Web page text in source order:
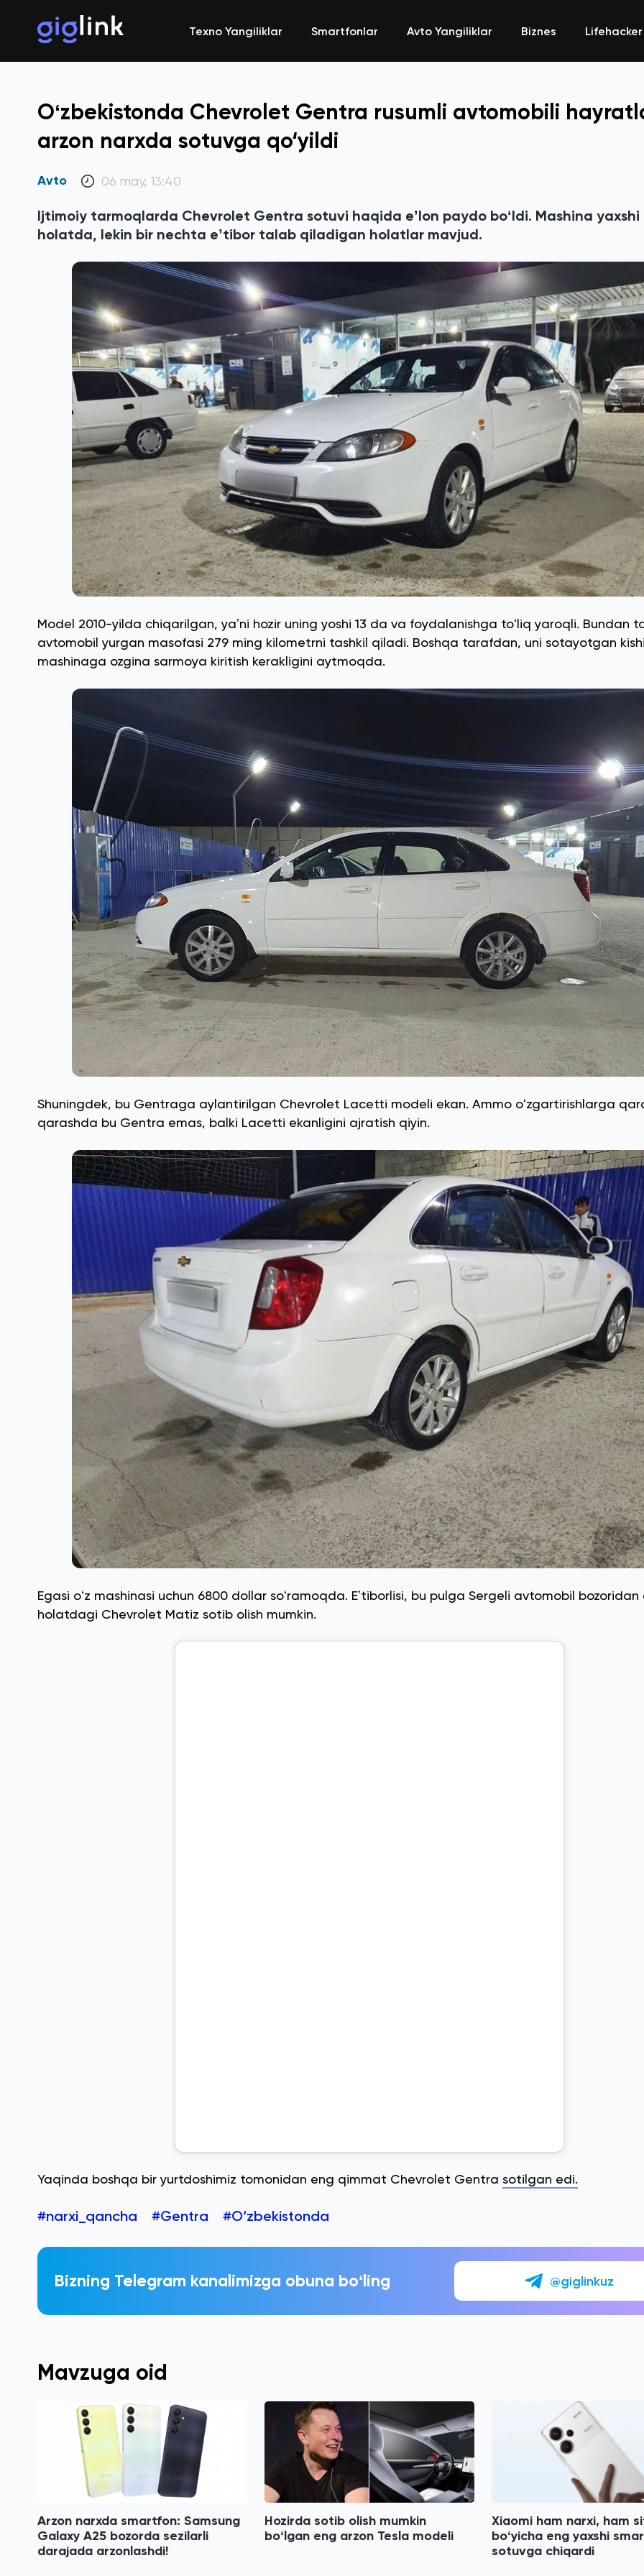
Texno Yangiliklar Smartfonlar Avto Yangiliklar Biznes Lifehacker
Oʻzbekistonda Chevrolet Gentra rusumli avtomobili
arzon narxda sotuvga qo‘yildi
Avto 06 may, 13:40
Ijtimoiy tarmoqlarda Chevrolet Gentra sotuvi haqida eʼlon paydo boʻldi. Mashina yaxshi
holatda, lekin bir nechta eʼtibor talab qiladigan holatlar mavjud.
Model 2010-yilda chiqarilgan, yaʼni hozir uning yoshi 13 da va foydalanishga toʻliq yaroqli. Bundan
avtomobil yurgan masofasi 279 ming kilometrni tashkil qiladi. Boshqa tarafdan, uni sotayotgan
mashinaga ozgina sarmoya kiritish kerakligini aytmoqda.
Shuningdek, bu Gentraga aylantirilgan Chevrolet Lacetti modeli ekan. Ammo oʻzgartirishlarga
qarashda bu Gentra emas, balki Lacetti ekanligini ajratish qiyin.
Egasi oʻz mashinasi uchun 6800 dollar soʻramoqda. Eʼtiborlisi, bu pulga Sergeli avtomobil bozoridan
holatdagi Chevrolet Matiz sotib olish mumkin.
Yaqinda boshqa bir yurtdoshimiz tomonidan eng qimmat Chevrolet Gentra sotilgan edi.
#narxi_qancha #Gentra #O‘zbekistonda
Bizning Telegram kanalimizga obuna boʻling @giglinkuz
Mavzuga oid
Arzon narxda smartfon: Samsung
Galaxy A25 bozorda sezilarli
darajada arzonlashdi!
Hozirda sotib olish mumkin
boʻlgan eng arzon Tesla modeli
Xiaomi ham narxi, ham
boʻyicha eng yaxshi
sotuvga chiqardi